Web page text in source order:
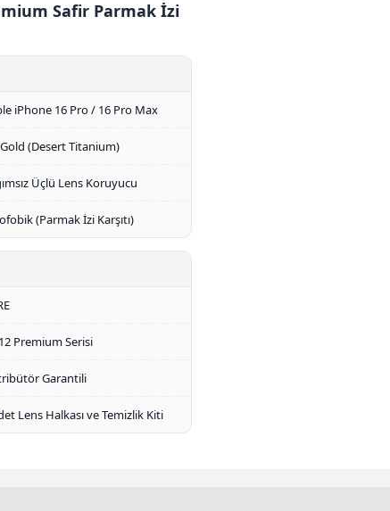
Safir Parmak İzi
iPhone 16 Pro / 16 Pro Max
(Desert Titanium)
Üçlü Lens Koruyucu
(Parmak İzi Karşıtı)
Premium Serisi
Garantili
Lens Halkası ve Temizlik Kiti